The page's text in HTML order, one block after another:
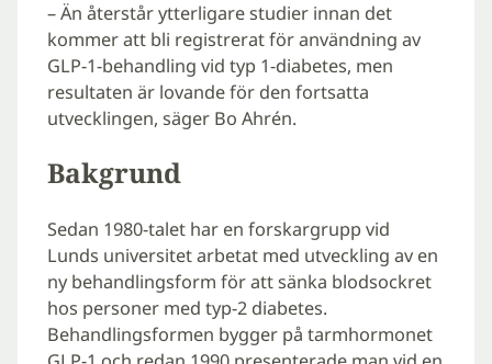
– Än återstår ytterligare studier innan det
kommer att bli registrerat för användning av
GLP-1-behandling vid typ 1-diabetes, men
resultaten är lovande för den fortsatta
utvecklingen, säger Bo Ahrén.
Bakgrund
Sedan 1980-talet har en forskargrupp vid
Lunds universitet arbetat med utveckling av en
ny behandlingsform för att sänka blodsockret
hos personer med typ-2 diabetes.
Behandlingsformen bygger på tarmhormonet